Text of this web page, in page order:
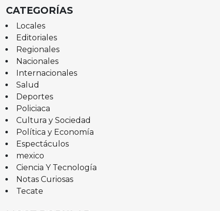
CATEGORÍAS
Locales
Editoriales
Regionales
Nacionales
Internacionales
Salud
Deportes
Policiaca
Cultura y Sociedad
Política y Economía
Espectáculos
mexico
Ciencia Y Tecnología
Notas Curiosas
Tecate